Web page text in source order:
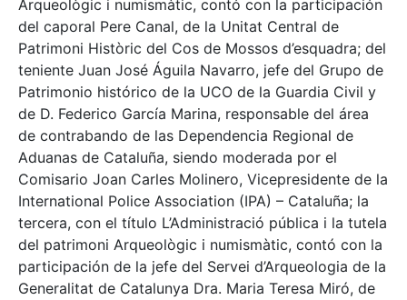
Arqueològic i numismàtic, contó con la participación
del caporal Pere Canal, de la Unitat Central de
Patrimoni Històric del Cos de Mossos d’esquadra; del
teniente Juan José Águila Navarro, jefe del Grupo de
Patrimonio histórico de la UCO de la Guardia Civil y
de D. Federico García Marina, responsable del área
de contrabando de las Dependencia Regional de
Aduanas de Cataluña, siendo moderada por el
Comisario Joan Carles Molinero, Vicepresidente de la
International Police Association (IPA) – Cataluña; la
tercera, con el título L’Administració pública i la tutela
del patrimoni Arqueològic i numismàtic, contó con la
participación de la jefe del Servei d’Arqueologia de la
Generalitat de Catalunya Dra. Maria Teresa Miró, de